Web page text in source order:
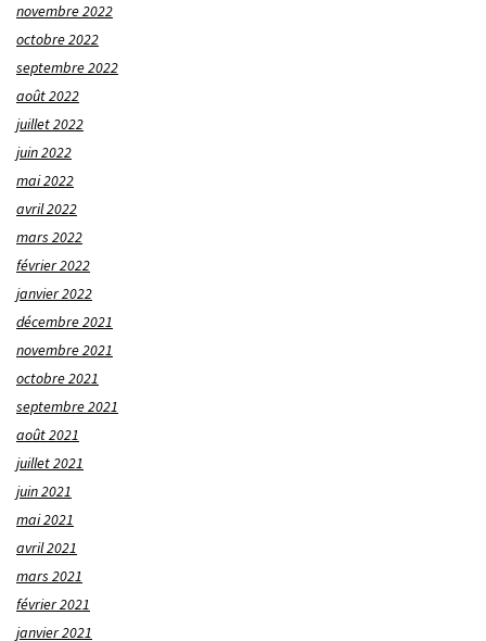
novembre 2022
octobre 2022
septembre 2022
août 2022
juillet 2022
juin 2022
mai 2022
avril 2022
mars 2022
février 2022
janvier 2022
décembre 2021
novembre 2021
octobre 2021
septembre 2021
août 2021
juillet 2021
juin 2021
mai 2021
avril 2021
mars 2021
février 2021
janvier 2021